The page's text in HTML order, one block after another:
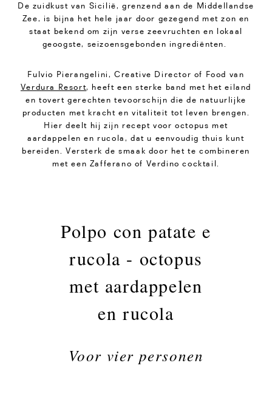
De zuidkust van Sicilië, grenzend aan de Middellandse
Zee, is bijna het hele jaar door gezegend met zon en
staat bekend om zijn verse zeevruchten en lokaal
geoogste, seizoensgebonden ingrediënten.
Fulvio Pierangelini, Creative Director of Food van
Verdura Resort, heeft een sterke band met het eiland
en tovert gerechten tevoorschijn die de natuurlijke
producten met kracht en vitaliteit tot leven brengen.
Hier deelt hij zijn recept voor octopus met
aardappelen en rucola, dat u eenvoudig thuis kunt
bereiden. Versterk de smaak door het te combineren
met een Zafferano of Verdino cocktail.
Polpo con patate e
rucola - octopus
met aardappelen
en rucola
Voor vier personen